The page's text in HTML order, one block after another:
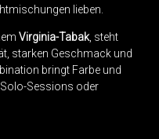
lieben.
Virginia-Tabak, steht
starken Geschmack und
bringt Farbe und
Sessions oder